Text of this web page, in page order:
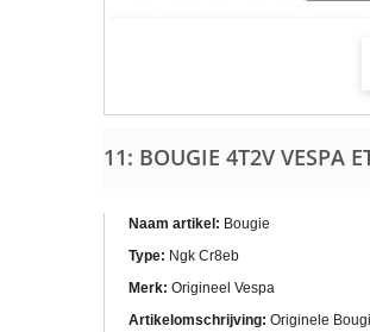
11: BOUGIE 4T2V VESPA
Naam artikel: Bougie
Type: Ngk Cr8eb
Merk: Origineel Vespa
Artikelomschrijving: Originele